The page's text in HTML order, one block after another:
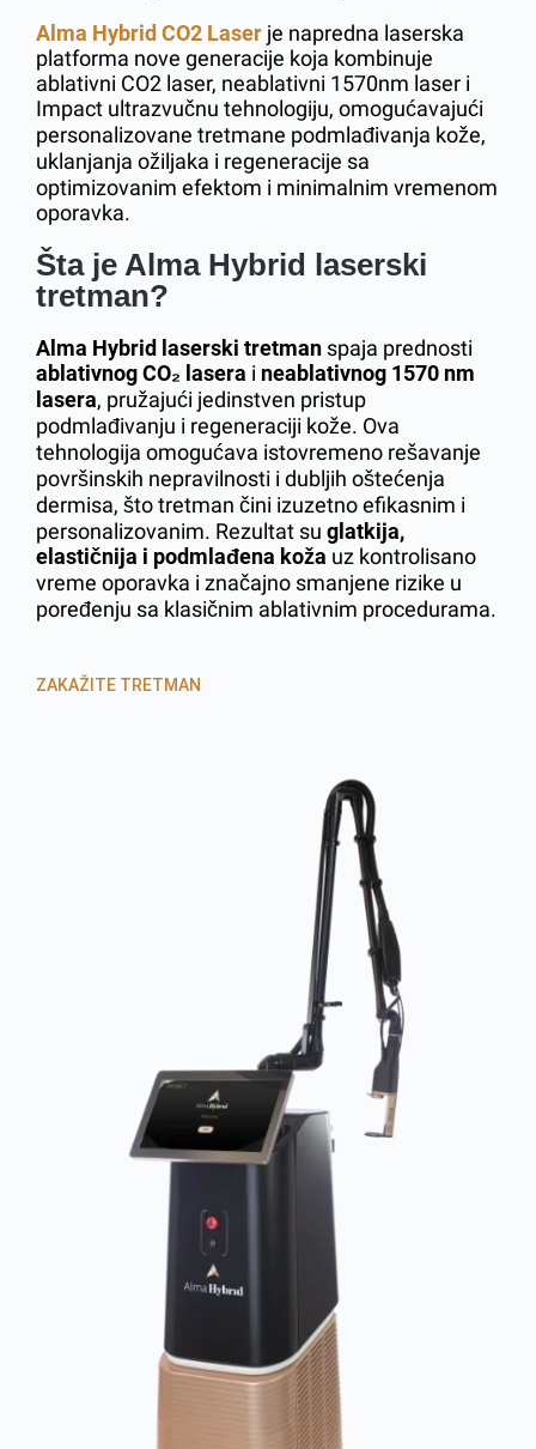
Alma Hybrid CO2 Laser je napredna laserska
platforma nove generacije koja kombinuje
ablativni CO2 laser, neablativni 1570nm laser i
Impact ultrazvučnu tehnologiju, omogućavajući
personalizovane tretmane podmlađivanja kože,
uklanjanja ožiljaka i regeneracije sa
optimizovanim efektom i minimalnim vremenom
oporavka.
Šta je Alma Hybrid laserski
tretman?
Alma Hybrid laserski tretman spaja prednosti
ablativnog CO₂ lasera i neablativnog 1570 nm
lasera, pružajući jedinstven pristup
podmlađivanju i regeneraciji kože. Ova
tehnologija omogućava istovremeno rešavanje
površinskih nepravilnosti i dubljih oštećenja
dermisa, što tretman čini izuzetno efikasnim i
personalizovanim. Rezultat su glatkija,
elastičnija i podmlađena koža uz kontrolisano
vreme oporavka i značajno smanjene rizike u
poređenju sa klasičnim ablativnim procedurama.
ZAKAŽITE TRETMAN